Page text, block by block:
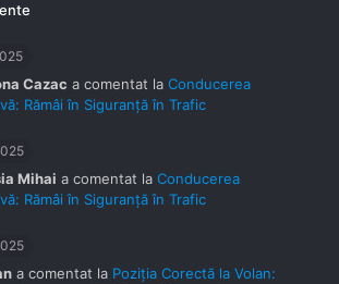
Cazac a comentat la Conducerea
Rămâi în Siguranță în Trafic
Mihai a comentat la Conducerea
Rămâi în Siguranță în Trafic
a comentat la Poziția Corectă la Volan: